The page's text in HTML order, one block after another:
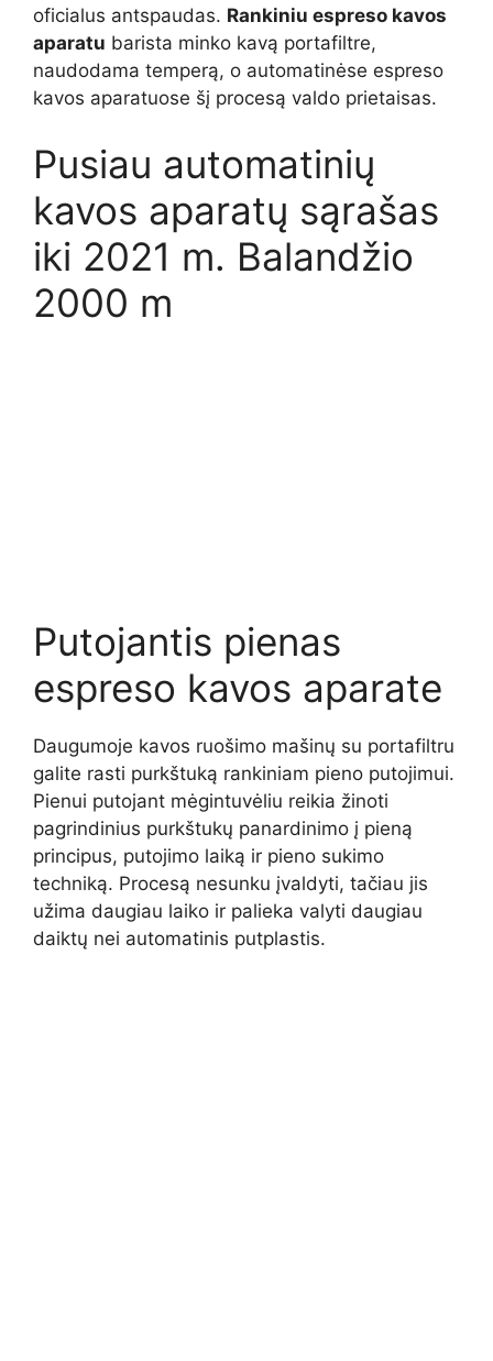
oficialus antspaudas. Rankiniu espreso kavos
aparatu barista minko kavą portafiltre,
naudodama temperą, o automatinėse espreso
kavos aparatuose šį procesą valdo prietaisas.
Pusiau automatinių
kavos aparatų sąrašas
iki 2021 m. Balandžio
2000 m
Putojantis pienas
espreso kavos aparate
Daugumoje kavos ruošimo mašinų su portafiltru
galite rasti purkštuką rankiniam pieno putojimui.
Pienui putojant mėgintuvėliu reikia žinoti
pagrindinius purkštukų panardinimo į pieną
principus, putojimo laiką ir pieno sukimo
techniką. Procesą nesunku įvaldyti, tačiau jis
užima daugiau laiko ir palieka valyti daugiau
daiktų nei automatinis putplastis.